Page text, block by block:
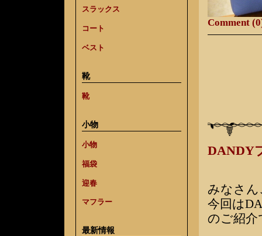
スラックス
コート
ベスト
靴
靴
小物
小物
福袋
迎春
マフラー
最新情報
Comment
DANDY
みなさ
今回は
のご紹介